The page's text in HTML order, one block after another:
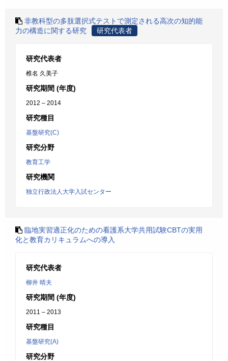
非教科型の多肢選択式テストで測定される高次の知的能
力の構造に関する研究
研究代表者
研究代表者
椎名 久美子
研究期間 (年度)
2012 – 2014
研究種目
基盤研究(C)
研究分野
教育工学
研究機関
独立行政法人大学入試センター
臨地実習適正化のための看護系大学共用試験CBTの実用
化と教育カリキュラムへの導入
研究代表者
柳井 晴夫
研究期間 (年度)
2011 – 2013
研究種目
基盤研究(A)
研究分野